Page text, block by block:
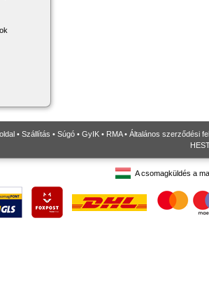
• Szállítás • Súgó • GyIK • RMA• Általános szerződési
A csomagküldés a